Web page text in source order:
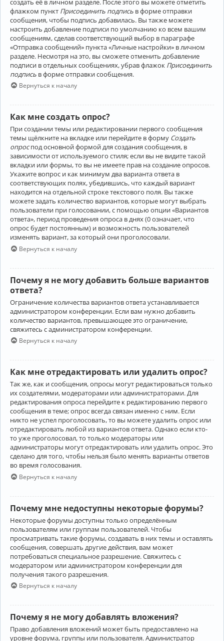
флажком пункт Присоединить подпись в форме отправки
сообщения, чтобы подпись добавилась. Вы также можете
настроить добавление подписи по умолчанию ко всем вашим
сообщениям, сделав соответствующий выбор в параграфе
«Отправка сообщений» пункта «Личные настройки» в личном
разделе. Несмотря на это, вы сможете отменить добавление
подписи в отдельных сообщениях, убрав флажок Присоединить
подпись в форме отправки сообщения.
Вернуться к началу
Как мне создать опрос?
При создании темы или редактировании первого сообщения
темы щёлкните на вкладке или перейдите в форму Создать
опроспод основной формой для создания сообщения, в
зависимости от используемого стиля; если вы не видите такой
вкладки или формы, то вы не имеете прав на создание опросов.
Укажите вопрос и как минимум два варианта ответа в
соответствующих полях, убедившись, что каждый вариант
находится на отдельной строке текстового поля. Вы также
можете задать количество вариантов, которые могут выбрать
пользователи при голосовании, с помощью опции «Вариантов
ответа», период проведения опроса в днях (0 означает, что
опрос будет постоянным) и возможность пользователей
изменять вариант, за который они проголосовали.
Вернуться к началу
Почему я не могу добавить больше вариантов
ответа?
Ограничение количества вариантов ответа устанавливается
администратором конференции. Если вам нужно добавить
количество вариантов, превышающее это ограничение,
свяжитесь с администратором конференции.
Вернуться к началу
Как мне отредактировать или удалить опрос?
Так же, как и сообщения, опросы могут редактироваться только
их создателями, модераторами или администраторами. Для
редактирования опроса перейдите к редактированию первого
сообщения в теме; опрос всегда связан именно с ним. Если
никто не успел проголосовать, то вы можете удалить опрос или
отредактировать любой из вариантов ответа. Однако если кто-
то уже проголосовал, то только модераторы или
администраторы могут отредактировать или удалить опрос. Это
сделано для того, чтобы нельзя было менять варианты ответов
во время голосования.
Вернуться к началу
Почему мне недоступны некоторые форумы?
Некоторые форумы доступны только определённым
пользователям или группам пользователей. Чтобы
просматривать такие форумы, создавать в них темы и оставлять
сообщения, совершать другие действия, вам может
потребоваться специальное разрешение. Свяжитесь с
модератором или администратором конференции для
получения такого разрешения.
Вернуться к началу
Почему я не могу добавлять вложения?
Право добавления вложений может быть предоставлено на
уровне форума, группы или пользователя. Администратор